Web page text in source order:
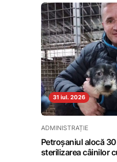
31 iul. 2026
ADMINISTRAȚIE
Petroșaniul alocă
sterilizarea câinilor